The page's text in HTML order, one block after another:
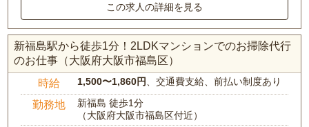
この求人の詳細を見る
新福島駅から徒歩1分！2LDKマンションでのお掃除代行
のお仕事（大阪府大阪市福島区）
時給 1,500〜1,860円 、交通費支給、前払い制度あり
勤務地
新福島 徒歩1分
（大阪府大阪市福島区付近）